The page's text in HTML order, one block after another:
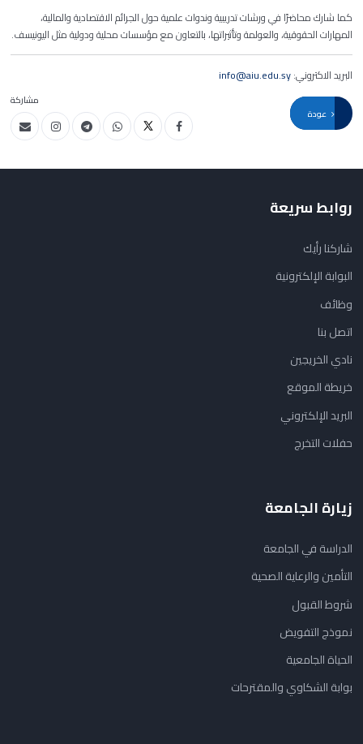
كما شارك محاضرًا في ورشات تدريبية وندوات علمية حول الجرائم الاقتصادية والمالية،
المهارات الحقوقية، والعولمة وتأثيراتها، بالتعاون مع مؤسسات محلية ودولية مثل اليونيسف.
البريد الاكتروني:info@aiu.edu.sy
مشاركة
روابط سريعة
شاركنا رأيك
البوابة الإلكترونية
وظائف
اتصل بنا
نادي الخريجين
خريطة الموقع
البريد الإلكتروني
حفلات التخرج
زيارة الجامعة
الدراسة في الجامعة
التأمين والرعاية الصحية
شروط القبول
نموذج التفويض
الحياة الجامعية
بوابة الشكاوي والمقترحات